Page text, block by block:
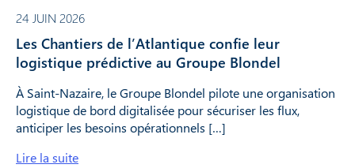
24 JUIN 2026
Les Chantiers de l’Atlantique confie leur
logistique prédictive au Groupe Blondel
À Saint-Nazaire, le Groupe Blondel pilote une organisation
logistique de bord digitalisée pour sécuriser les flux,
anticiper les besoins opérationnels […]
Lire la suite